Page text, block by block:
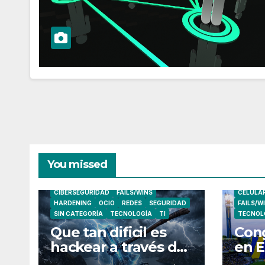
You missed
CIBERSEGURIDAD
FAILS/WINS
HARDENING
OCIO REDES
SEGURIDAD
SIN CATEGORÍA
TECNOLOGÍA TI
Que tan dificil es
hackear a través de
FAILS/
en